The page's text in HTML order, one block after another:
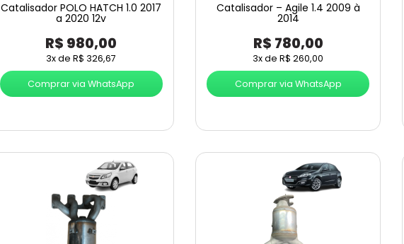
Catalisador POLO HATCH 1.0 2017
a 2020 12v
R$ 980,00
3x deR$ 326,67
Comprar via WhatsApp
Catalisador – Agile 1.4 2009 à
2014
R$ 780,00
3x deR$ 260,00
Comprar via WhatsApp